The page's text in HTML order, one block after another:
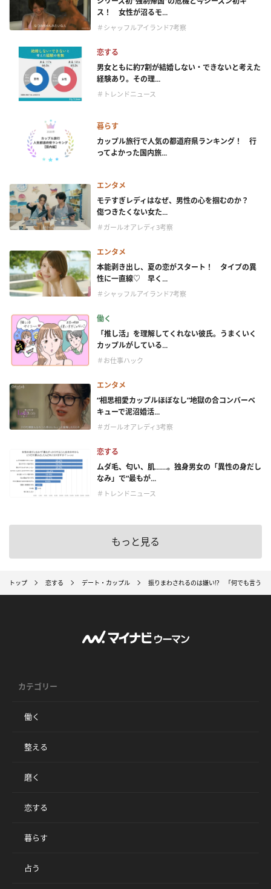
ス！ 女性が沼るモ...
＃シャッフルアイランド7考察
恋する
男女ともに約7割が結婚しない・できないと考えた
経験あり。その理...
＃トレンドニュース
暮らす
カップル旅行で人気の都道府県ランキング！ 行
ってよかった国内旅...
エンタメ
モテすぎレディはなぜ、男性の心を掴むのか？
傷つきたくない女た...
＃ガールオアレディ3考察
エンタメ
本能剥き出し、夏の恋がスタート！ タイプの異
性に一直線♡ 早く...
＃シャッフルアイランド7考察
働く
「推し活」を理解してくれない彼氏。うまくいく
カップルがしている...
＃お仕事ハック
エンタメ
“相思相愛カップルほぼなし”地獄の合コンバーベ
キューで泥沼婚活...
＃ガールオアレディ3考察
恋する
ムダ毛、匂い、肌……。独身男女の「異性の身だし
なみ」で“最もが...
＃トレンドニュース
もっと見る
トップ 恋する デート・カップル 振りまわされるのは嫌い!? 「何でも言うこ
カテゴリー
働く
整える
磨く
恋する
暮らす
占う